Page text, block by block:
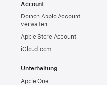
Account
Deinen Apple Account
verwalten
Apple Store Account
iCloud.com
Unterhaltung
Apple One